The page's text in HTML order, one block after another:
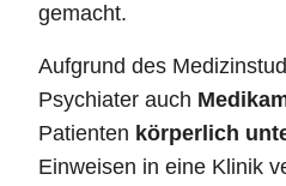
gemacht.
Aufgrund des
Psychiater auch
Patienten körperlich
Einweisen in eine Klinik